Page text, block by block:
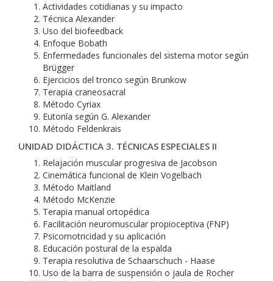
Actividades cotidianas y su impacto
Técnica Alexander
Uso del biofeedback
Enfoque Bobath
Enfermedades funcionales del sistema motor según
Brügger
Ejercicios del tronco según Brunkow
Terapia craneosacral
Método Cyriax
Eutonía según G. Alexander
Método Feldenkrais
UNIDAD DIDÁCTICA 3. TÉCNICAS ESPECIALES II
Relajación muscular progresiva de Jacobson
Cinemática funcional de Klein Vogelbach
Método Maitland
Método McKenzie
Terapia manual ortopédica
Facilitación neuromuscular propioceptiva (FNP)
Psicomotricidad y su aplicación
Educación postural de la espalda
Terapia resolutiva de Schaarschuch - Haase
Uso de la barra de suspensión o jaula de Rocher